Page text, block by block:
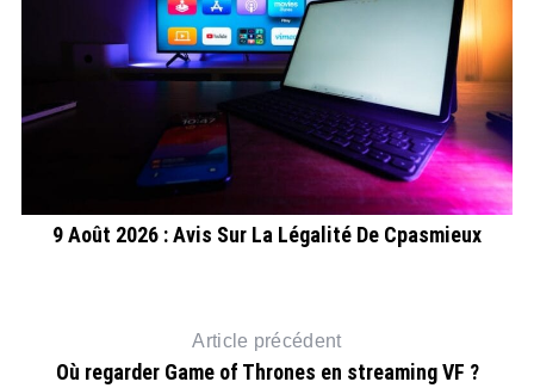
9 Août 2026 : Avis Sur La Légalité De Cpasmieux
Article précédent
Où regarder Game of Thrones en streaming VF ?